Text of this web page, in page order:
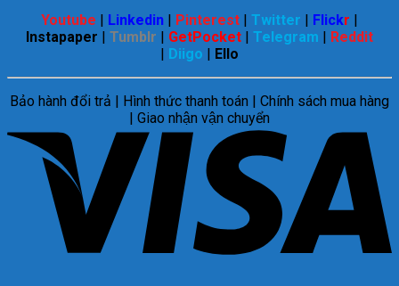
Youtube
Linkedin Pinterest Twitter Flickr
Instapaper
Tumblr GetPocket Telegram
Reddit
Diigo Ello
Bảo hành đổi trả | Hình thức thanh toán | Chính sách mua hàng
| Giao nhận vận chuyển